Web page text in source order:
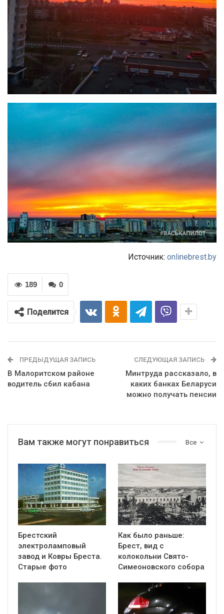
Источник: onlinebrest.by
0
189
Поделится
ПРЕДЫДУЩАЯ ЗАПИСЬ
В Малоритском районе
водитель сбил кабана
СЛЕДУЮЩАЯ ЗАПИСЬ
Минтруда рассказало, в
каких банках Беларуси
можно получать пенсии
Все
Вам также могут понравиться
Брестский
электроламповый
завод и Ковры Бреста.
Старые фото
Как было раньше:
Брест, вид с
колокольни Cвято-
Симеоновского собора